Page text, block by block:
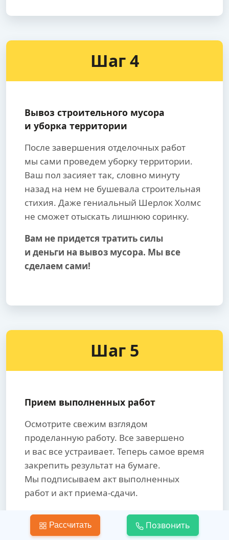
Шаг 4
Вывоз строительного мусора
и уборка территории
После завершения отделочных работ
мы сами проведем уборку территории.
Ваш пол засияет так, словно минуту
назад на нем не бушевала строительная
стихия. Даже гениальный Шерлок Холмс
не сможет отыскать лишнюю соринку.
Вам не придется тратить силы
и деньги на вывоз мусора. Мы все
сделаем сами!
Шаг 5
Прием выполненных работ
Осмотрите свежим взглядом
проделанную работу. Все завершено
и вас все устраивает. Теперь самое время
закрепить результат на бумаге.
Мы подписываем акт выполненных
работ и акт приема-сдачи.
Только после принятия работы,
производится окончательный расчет.
Рассчитать Позвонить